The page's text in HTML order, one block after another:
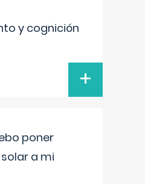
y cognición
+
poner
a mi